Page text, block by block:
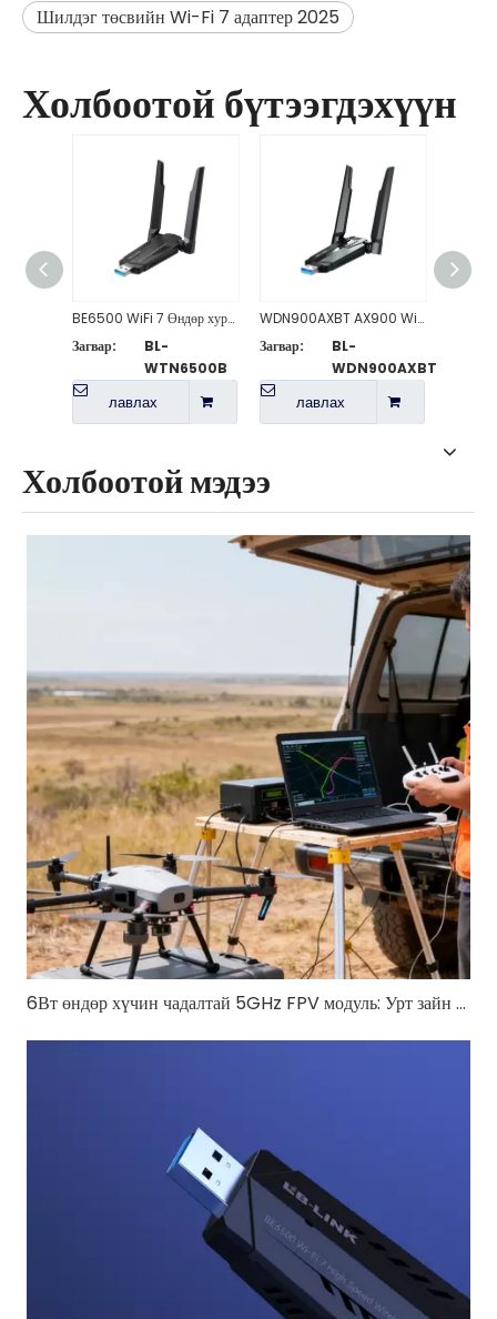
Шилдэг төсвийн Wi-Fi 7 адаптер 2025
Холбоотой бүтээгдэхүүн
BE6500 WiFi 7 Өндөр хурдны утасгүй USB адаптер
Загвар:
BL-
WTN6500B
лавлах
WDN900AXBT AX900 Wi-Fi 6 Bluetooth-тэй нийцтэй 5.4 өндөр ашиг тустай USB адаптер
Загвар:
BL-
WDN900AXBT
лавлах
Холбоотой мэдээ
6Вт өндөр хүчин чадалтай 5GHz FPV модуль: Урт зайн нисгэгчгүй FPV-д зориулсан RTL8812EU-CG